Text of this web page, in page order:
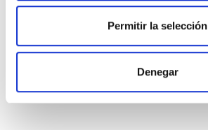
Permitir la selección
Denegar